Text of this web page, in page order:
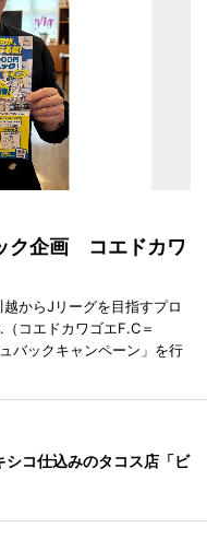
ク企画 コエドカワ
からJリーグを目指すプロ
コエドカワゴエF.C＝
バックキャンペーン」を行
シコ仕込みのタコス店「ビ